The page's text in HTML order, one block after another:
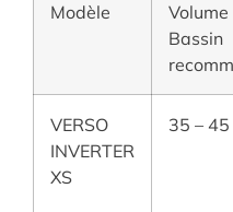
Modèle
Volume
Bassin
VERSO
INVERTER
XS
35 – 45